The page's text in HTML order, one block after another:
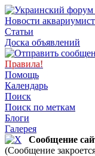
Новости
Статьи
Доска объявлений
Правила!
Помощь
Календарь
Поиск
Поиск по меткам
Блоги
Галерея
Сообщение
(Сообщение